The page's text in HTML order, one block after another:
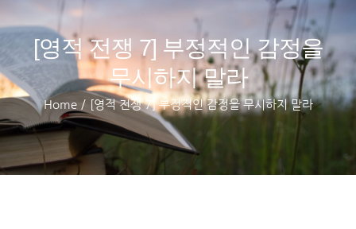
[영적 전쟁 7] 부정적인 감정을
무시하지 말라
Home / [영적 전쟁 7] 부정적인 감정을 무시하지 말라